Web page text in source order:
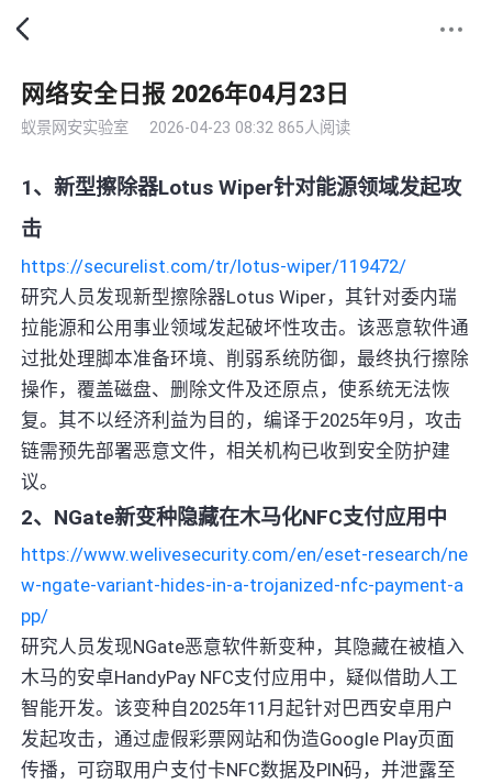
网络安全日报 2026年04月23日
蚁景网安实验室 2026-04-23 08:32 865人阅读
1、新型擦除器Lotus Wiper针对能源领域发起攻
击
https://securelist.com/tr/lotus-wiper/119472/
研究人员发现新型擦除器Lotus Wiper，其针对委内瑞
拉能源和公用事业领域发起破坏性攻击。该恶意软件通
过批处理脚本准备环境、削弱系统防御，最终执行擦除
操作，覆盖磁盘、删除文件及还原点，使系统无法恢
复。其不以经济利益为目的，编译于2025年9月，攻击
链需预先部署恶意文件，相关机构已收到安全防护建
议。
2、NGate新变种隐藏在木马化NFC支付应用中
https://www.welivesecurity.com/en/eset-research/ne
w-ngate-variant-hides-in-a-trojanized-nfc-payment-a
pp/
研究人员发现NGate恶意软件新变种，其隐藏在被植入
木马的安卓HandyPay NFC支付应用中，疑似借助人工
智能开发。该变种自2025年11月起针对巴西安卓用户
发起攻击，通过虚假彩票网站和伪造Google Play页面
传播，可窃取用户支付卡NFC数据及PIN码，并泄露至